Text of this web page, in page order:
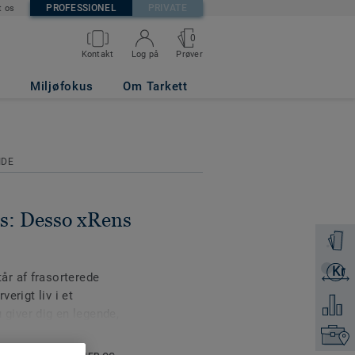
os PROFESSIONEL PRIVATE
Kontakt Log på
0
Prøver
Miljøfokus Om Tarkett
9950
Bestil
Kr
Få et
Tilføj
Desso xRens
af frasorterede
liv i et
med øje for farve